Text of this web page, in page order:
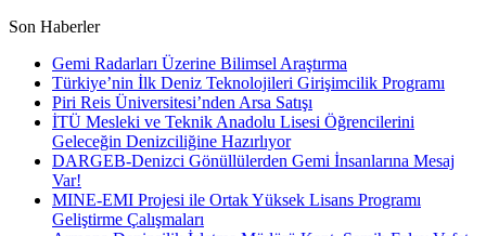
Son Haberler
Gemi Radarları Üzerine Bilimsel Araştırma
Türkiye’nin İlk Deniz Teknolojileri Girişimcilik Programı
Piri Reis Üniversitesi’nden Arsa Satışı
İTÜ Mesleki ve Teknik Anadolu Lisesi Öğrencilerini
Geleceğin Denizciliğine Hazırlıyor
DARGEB-Denizci Gönüllülerden Gemi İnsanlarına Mesaj
Var!
MINE-EMI Projesi ile Ortak Yüksek Lisans Programı
Geliştirme Çalışmaları